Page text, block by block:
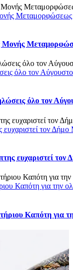
Μονής
όλο τον
όλο τον
ευχαριστεί τον
ευχαριστεί
Καπότη για την
Καπότη για